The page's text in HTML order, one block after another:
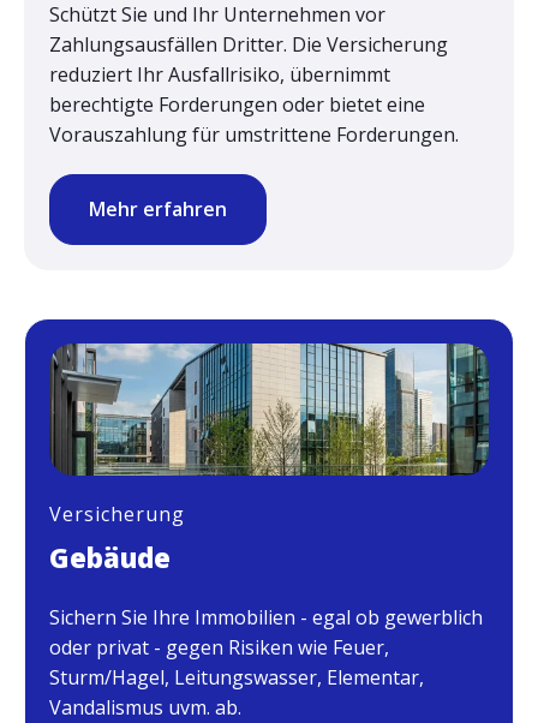
Schützt Sie und Ihr Unternehmen vor
Zahlungsausfällen Dritter. Die Versicherung
reduziert IhrAusfallrisiko, übernimmt
berechtigte Forderungen oder bietet eine
Vorauszahlung für umstrittene Forderungen.
Mehr erfahren
Versicherung
Gebäude
Sichern Sie Ihre Immobilien - egal ob gewerblich
oder privat - gegen Risiken wie Feuer,
Sturm/Hagel, Leitungswasser, Elementar,
Vandalismus uvm. ab.